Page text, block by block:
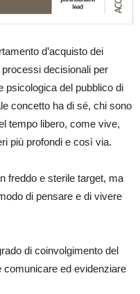
d’acquisto dei
decisionali per
psicologica del pubblico di
concetto ha di sé, chi sono
tempo libero, come vive,
più profondi e così via.
freddo e sterile target, ma
di pensare e di vivere
di coinvolgimento del
comunicare ed evidenziare